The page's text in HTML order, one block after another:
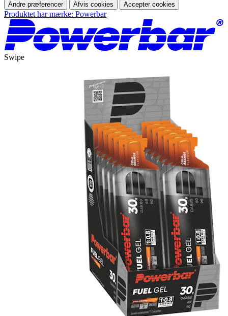
Andre præferencer Afvis cookies Accepter cookies
Produktet har mærke: Powerbar
Swipe